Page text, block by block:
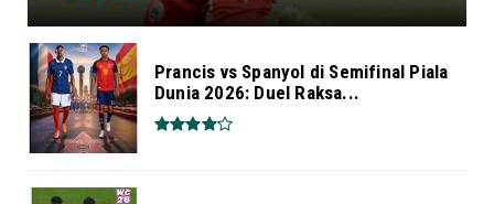
Prancis vs Spanyol di Semifinal Piala
Dunia 2026: Duel Raksa...